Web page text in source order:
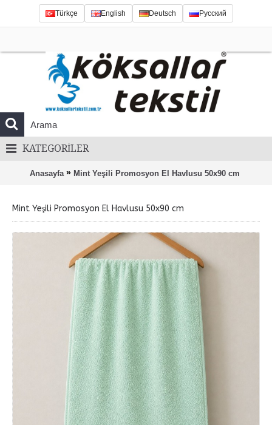
Türkçe English Deutsch Русский
KATEGORILER
Anasayfa » Mint Yeşili Promosyon El Havlusu 50x90 cm
Mint Yeşili Promosyon El Havlusu 50x90 cm